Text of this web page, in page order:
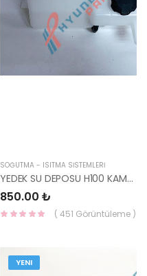
SOĞUTMA - ISITMA SİSTEMLERİ
YEDEK SU DEPOSU H100 KAMYONET 2005- 25431-4F100-HMC
850.00 ₺
( 451 Görüntüleme )
YENI